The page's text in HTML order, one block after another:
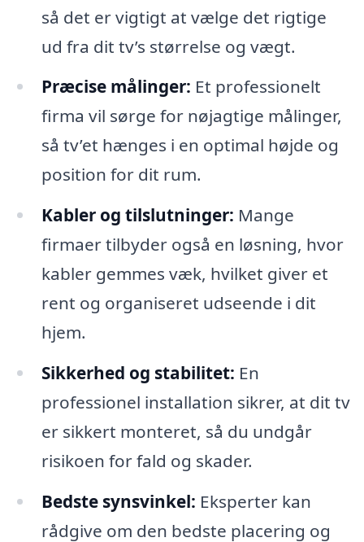
så det er vigtigt at vælge det rigtige
ud fra dit tv’s størrelse og vægt.
Præcise målinger: Et professionelt
firma vil sørge for nøjagtige målinger,
så tv’et hænges i en optimal højde og
position for dit rum.
Kabler og tilslutninger: Mange
firmaer tilbyder også en løsning, hvor
kabler gemmes væk, hvilket giver et
rent og organiseret udseende i dit
hjem.
Sikkerhed og stabilitet: En
professionel installation sikrer, at dit tv
er sikkert monteret, så du undgår
risikoen for fald og skader.
Bedste synsvinkel: Eksperter kan
rådgive om den bedste placering og